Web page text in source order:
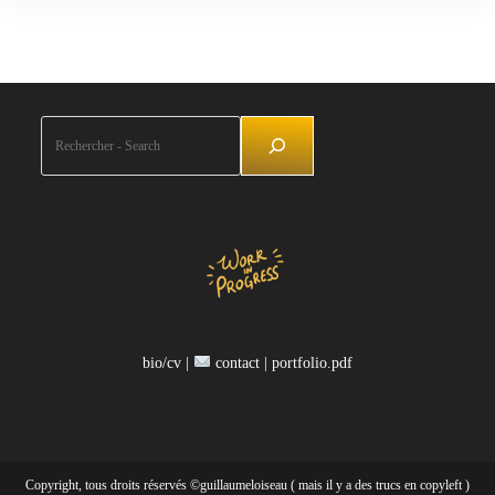
bio/cv | contact | portfolio.pdf
Copyright, tous droits réservés ©guillaumeloiseau ( mais il y a des trucs en copyleft )